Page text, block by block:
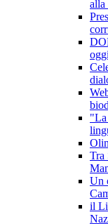
alla
oggi
"La
Tra
Un
il